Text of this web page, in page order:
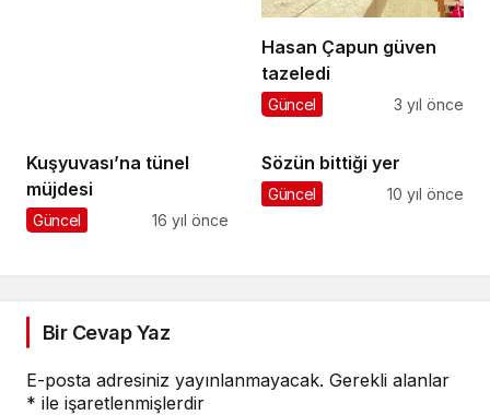
Hasan Çapun güven
tazeledi
Güncel 3 yıl önce
Kuşyuvası’na tünel
müjdesi
Güncel 16 yıl önce
Sözün bittiği yer
Güncel 10 yıl önce
Bir Cevap Yaz
E-posta adresiniz yayınlanmayacak. Gerekli alanlar
* ile işaretlenmişlerdir